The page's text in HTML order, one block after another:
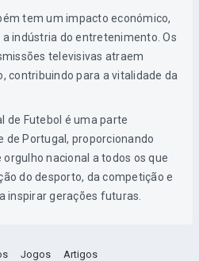
tem um impacto económico,
indústria do entretenimento. Os
televisivas atraem
contribuindo para a vitalidade da
de Futebol é uma parte
Portugal, proporcionando
nacional a todos os que
do desporto, da competição e
inspirar gerações futuras.
Jogos Artigos